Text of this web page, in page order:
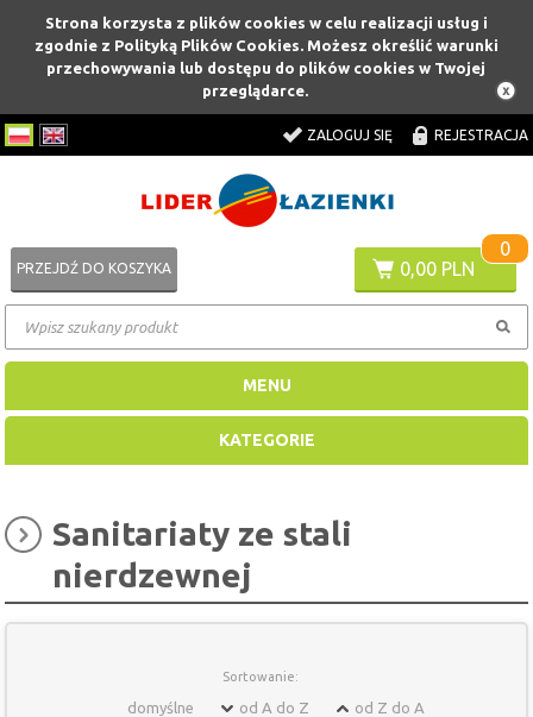
Strona korzysta z plików cookies w celu realizacji usług i
zgodnie z Polityką Plików Cookies. Możesz określić warunki
przechowywania lub dostępu do plików cookies w Twojej
przeglądarce.
ZALOGUJ SIĘ REJESTRACJA
0,00 PLN
0
PRZEJDŹ DO KOSZYKA
MENU
KATEGORIE
Sanitariaty ze stali
nierdzewnej
Sortowanie:
domyślne od A do Z
od Z do A